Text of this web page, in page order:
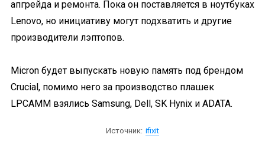
апгрейда и ремонта. Пока он поставляется в ноутбуках
Lenovo, но инициативу могут подхватить и другие
производители лэптопов.
Micron будет выпускать новую память под брендом
Crucial, помимо него за производство плашек
LPCAMM взялись Samsung, Dell, SK Hynix и ADATA.
Источник: ifixit